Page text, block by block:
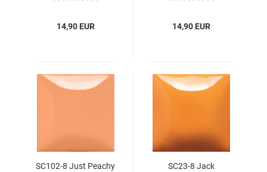
14,90 EUR 14,90 EUR
SC102-8 Just Peachy
SC23-8 Jack